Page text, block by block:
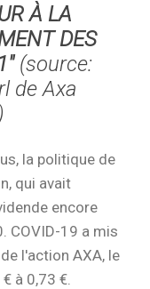
À LA
DES
(source:
de Axa
la politique de
qui avait
encore
COVID-19 a mis
l'action AXA, le
à 0,73 €.